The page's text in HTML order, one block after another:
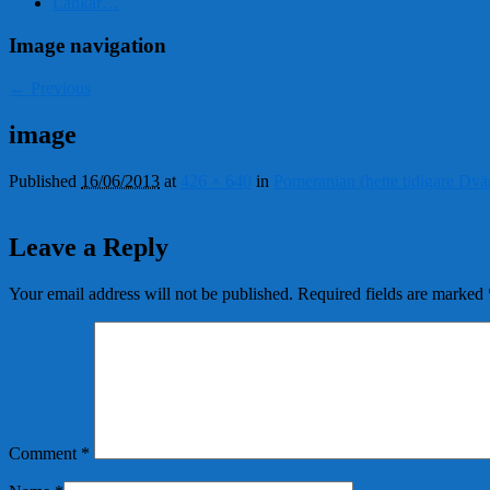
Image navigation
image
Published 16/06/2013 at in
Leave a Reply
Your email address will not be published. Required fields are marked
Comment *